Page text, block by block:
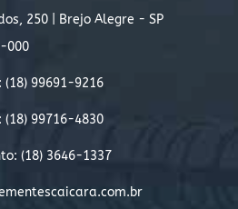
250 | Brejo Alegre - SP
000
(18) 99691-9216
(18) 99716-4830
(18) 3646-1337